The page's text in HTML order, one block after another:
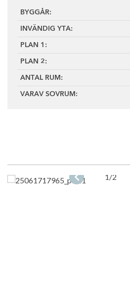
BYGGÅR:
INVÄNDIG YTA:
PLAN 1:
PLAN 2:
ANTAL RUM:
VARAV SOVRUM:
1/2